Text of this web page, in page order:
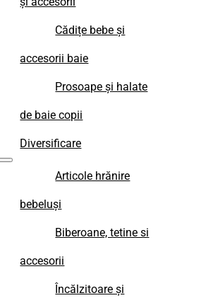
Cădițe bebe și
accesorii baie
Prosoape și halate
de baie copii
Diversificare
Articole hrănire
bebeluși
Biberoane, tetine si
accesorii
Încălzitoare și